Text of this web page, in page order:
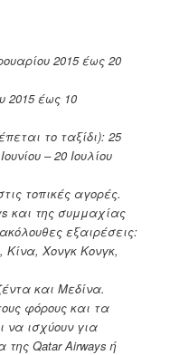
2015 έως 20
2015 έως 10
το ταξίδι): 25
– 20 Ιουλίου
τοπικές αγορές.
και της συμμαχίας
εξαιρέσεις:
Χονγκ Κονγκ,
και Μεδίνα.
φόρους και τα
να ισχύουν για
Qatar Airways ή